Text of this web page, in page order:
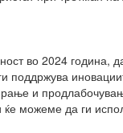
во 2024 година,
поддржува
и
ќе можеме да ги